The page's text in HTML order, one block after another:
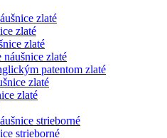
zlaté
zlaté
zlaté
zlaté
patentom zlaté
zlaté
zlaté
strieborné
strieborné